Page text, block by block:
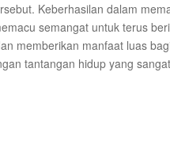
Keberhasilan dalam
semangat untuk terus
memberikan manfaat luas
tantangan hidup yang